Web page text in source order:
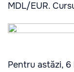
MDL/EUR.
Pentru astăzi, 6